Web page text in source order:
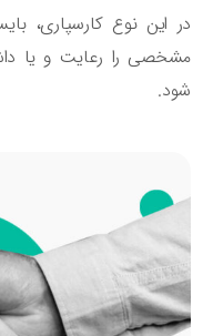
این نوع کارسپاری،
را رعایت و یا داشته